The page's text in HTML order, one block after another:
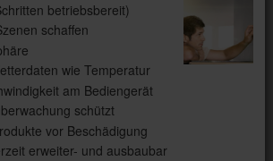
betriebsbereit)
schaffen
wie Temperatur
am Bediengerät
schützt
vor Beschädigung
erweiter- und ausbaubar